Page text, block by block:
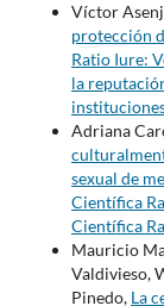
Víctor
protección
Ratio Iure:
la
Adriana
sexual de
Científica
Científica
Mauricio
Valdivieso,
Pinedo, La